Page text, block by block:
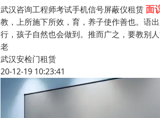
武汉咨询工程师考试手机信号屏蔽仪租赁面
教，上所施下所效，育，养子使作善也。语
行，孩子自然也会做到。推而广之，要教别
老
武汉安检门租赁
20-12-19 10:23:41